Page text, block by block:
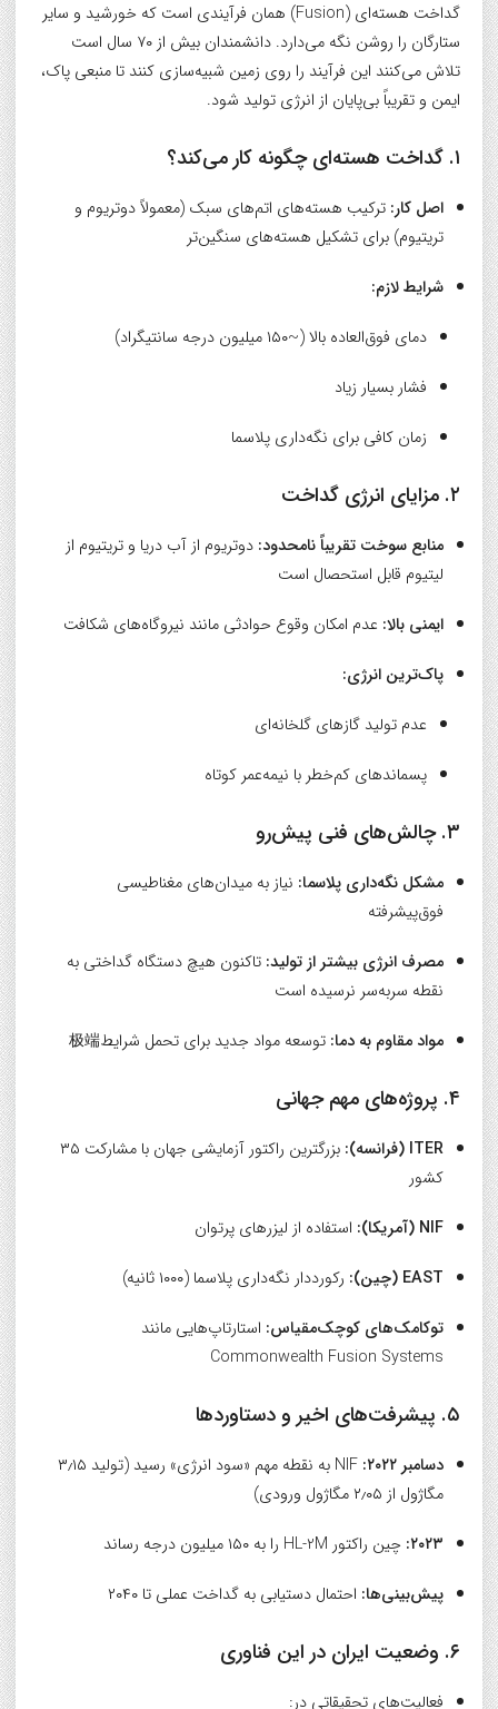
گداخت هسته‌ای (Fusion) همان فرآیندی است که خورشید و سایر
ستارگان را روشن نگه می‌دارد. دانشمندان بیش از ۷۰ سال است
تلاش می‌کنند این فرآیند را روی زمین شبیه‌سازی کنند تا منبعی پاک،
ایمن و تقریباً بی‌پایان از انرژی تولید شود.
۱. گداخت هسته‌ای چگونه کار می‌کند؟
اصل کار: ترکیب هسته‌های اتم‌های سبک (معمولاً دوتریوم و
تریتیوم) برای تشکیل هسته‌های سنگین‌تر
شرایط لازم:
دمای فوق‌العاده بالا (~۱۵۰ میلیون درجه سانتیگراد)
فشار بسیار زیاد
زمان کافی برای نگه‌داری پلاسما
۲. مزایای انرژی گداخت
منابع سوخت تقریباً نامحدود: دوتریوم از آب دریا و تریتیوم از
لیتیوم قابل استحصال است
ایمنی بالا: عدم امکان وقوع حوادثی مانند نیروگاه‌های شکافت
پاک‌ترین انرژی:
عدم تولید گازهای گلخانه‌ای
پسماندهای کم‌خطر با نیمه‌عمر کوتاه
۳. چالش‌های فنی پیش‌رو
مشکل نگه‌داری پلاسما: نیاز به میدان‌های مغناطیسی
فوق‌پیشرفته
مصرف انرژی بیشتر از تولید: تاکنون هیچ دستگاه گداختی به
نقطه سربه‌سر نرسیده است
مواد مقاوم به دما: توسعه مواد جدید برای تحمل شرایط极端
۴. پروژه‌های مهم جهانی
ITER (فرانسه):
بزرگترین راکتور آزمایشی جهان با مشارکت ۳۵
کشور
NIF (آمریکا):
استفاده از لیزرهای پرتوان
EAST (چین):
رکورددار نگه‌داری پلاسما (۱۰۰۰ ثانیه)
توکامک‌های کوچک‌مقیاس: استارتاپ‌هایی مانند
Commonwealth Fusion Systems
۵. پیشرفت‌های اخیر و دستاوردها
دسامبر ۲۰۲۲:
NIF به نقطه مهم «سود انرژی» رسید (تولید ۳٫۱۵
مگاژول از ۲٫۰۵ مگاژول ورودی)
۲۰۲۳: چین راکتور HL-2M را به ۱۵۰ میلیون درجه رساند
پیش‌بینی‌ها: احتمال دستیابی به گداخت عملی تا ۲۰۴۰
۶. وضعیت ایران در این فناوری
فعالیت‌های تحقیقاتی در: